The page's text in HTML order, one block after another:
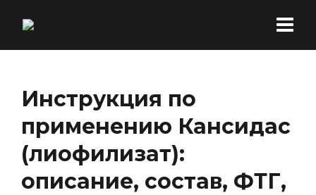
Инструкция по
применению Кансидас
(лиофилизат):
описание, состав, ФТГ,